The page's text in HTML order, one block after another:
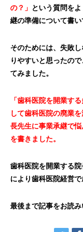
の？」 という質問を
継の準備について書い
そのためには、失敗
りやすいと思ったの
てみました。
「歯科医院を開業す
して歯科医院の廃業
長先生に事業承継で
を書きました。
歯科医院を開業する
により歯科医院経営
最後まで記事をお読み